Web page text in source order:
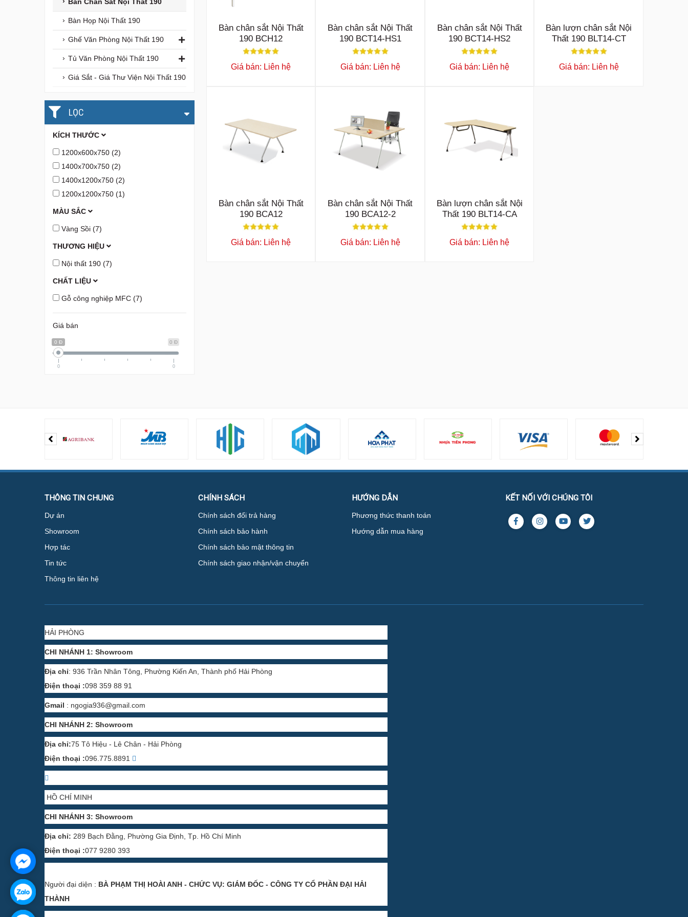
Bàn Họp Nội Thất 190
Ghế Văn Phòng Nội Thất 190
Tủ Văn Phòng Nội Thất 190
Giá Sắt - Giá Thư Viện Nội Thất 190
LỌC
KÍCH THƯỚC
1200x600x750 (2)
1400x700x750 (2)
1400x1200x750 (2)
1200x1200x750 (1)
MÀU SẮC
Vàng Sồi (7)
THƯƠNG HIỆU
Nội thất 190 (7)
CHẤT LIỆU
Gỗ công nghiệp MFC (7)
Giá bán
0 Đ
0 Đ
0 0
Bàn chân sắt Nội Thất
190 BCH12
Giá bán: Liên hệ
Bàn chân sắt Nội Thất
190 BCT14-HS1
Giá bán: Liên hệ
Bàn chân sắt Nội Thất
190 BCT14-HS2
Giá bán: Liên hệ
Bàn lượn chân sắt Nội
Thất 190 BLT14-CT
Giá bán: Liên hệ
Bàn chân sắt Nội Thất
190 BCA12
Giá bán: Liên hệ
Bàn chân sắt Nội Thất
190 BCA12-2
Giá bán: Liên hệ
Bàn lượn chân sắt Nội
Thất 190 BLT14-CA
Giá bán: Liên hệ
THÔNG TIN CHUNG
Dự án
Showroom
Hợp tác
Tin tức
Thông tin liên hệ
CHÍNH SÁCH
Chính sách đổi trả hàng
Chính sách bảo hành
Chính sách bảo mật thông tin
Chính sách giao nhận/vận chuyển
HƯỚNG DẪN
Phương thức thanh toán
Hướng dẫn mua hàng
KẾT NỐI VỚI CHÚNG TÔI
HẢI PHÒNG
CHI NHÁNH 1: Showroom
Địa chỉ: 936 Trần Nhân Tông, Phường Kiến An, Thành phố Hải Phòng
Điện thoại :098 359 88 91
Gmail : ngogia936@gmail.com
CHI NHÁNH 2: Showroom
Địa chỉ:75 Tô Hiệu - Lê Chân - Hải Phòng
Điện thoại :096.775.8891
HỒ CHÍ MINH
CHI NHÁNH 3: Showroom
Địa chỉ: 289 Bạch Đằng, Phường Gia Định, Tp. Hồ Chí Minh
Điện thoại :077 9280 393
Người đại diện : BÀ PHẠM THỊ HOÀI ANH - CHỨC VỤ: GIÁM ĐỐC - CÔNG TY CỔ PHẦN ĐẠI HẢI
THÀNH